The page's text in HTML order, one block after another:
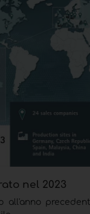
nel 2023
all'anno